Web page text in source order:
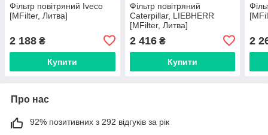
Фільтр повітряний Iveco
[MFilter, Литва]
2 188 ₴
Купити
Фільтр повітряний
Caterpillar, LIEBHERR
[MFilter, Литва]
2 416₴
Купити
2
Про нас
92% позитивних з 292 відгуків за рік